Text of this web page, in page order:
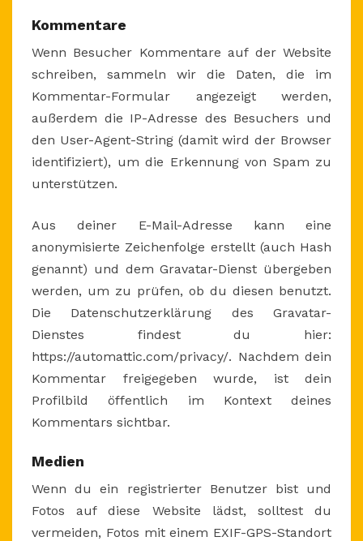
Kommentare
Wenn Besucher Kommentare auf der Website
schreiben, sammeln wir die Daten, die im
Kommentar-Formular angezeigt werden,
außerdem die IP-Adresse des Besuchers und
den User-Agent-String (damit wird der Browser
identifiziert), um die Erkennung von Spam zu
unterstützen.
Aus deiner E-Mail-Adresse kann eine
anonymisierte Zeichenfolge erstellt (auch Hash
genannt) und dem Gravatar-Dienst übergeben
werden, um zu prüfen, ob du diesen benutzt.
Die Datenschutzerklärung des Gravatar-
Dienstes findest du hier:
https://automattic.com/privacy/. Nachdem dein
Kommentar freigegeben wurde, ist dein
Profilbild öffentlich im Kontext deines
Kommentars sichtbar.
Medien
Wenn du ein registrierter Benutzer bist und
Fotos auf diese Website lädst, solltest du
vermeiden, Fotos mit einem EXIF-GPS-Standort